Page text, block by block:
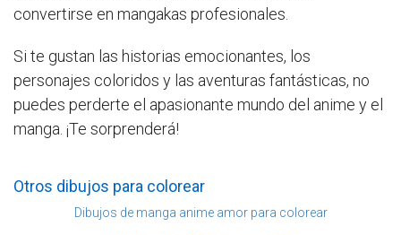
convertirse en mangakas profesionales.
Si te gustan las historias emocionantes, los
personajes coloridos y las aventuras fantásticas, no
puedes perderte el apasionante mundo del anime y el
manga. ¡Te sorprenderá!
Otros dibujos para colorear
Dibujos de manga anime amor para colorear